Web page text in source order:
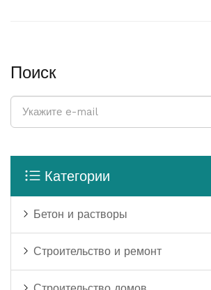
Поиск
Категории
Бетон и растворы
Строительство и ремонт